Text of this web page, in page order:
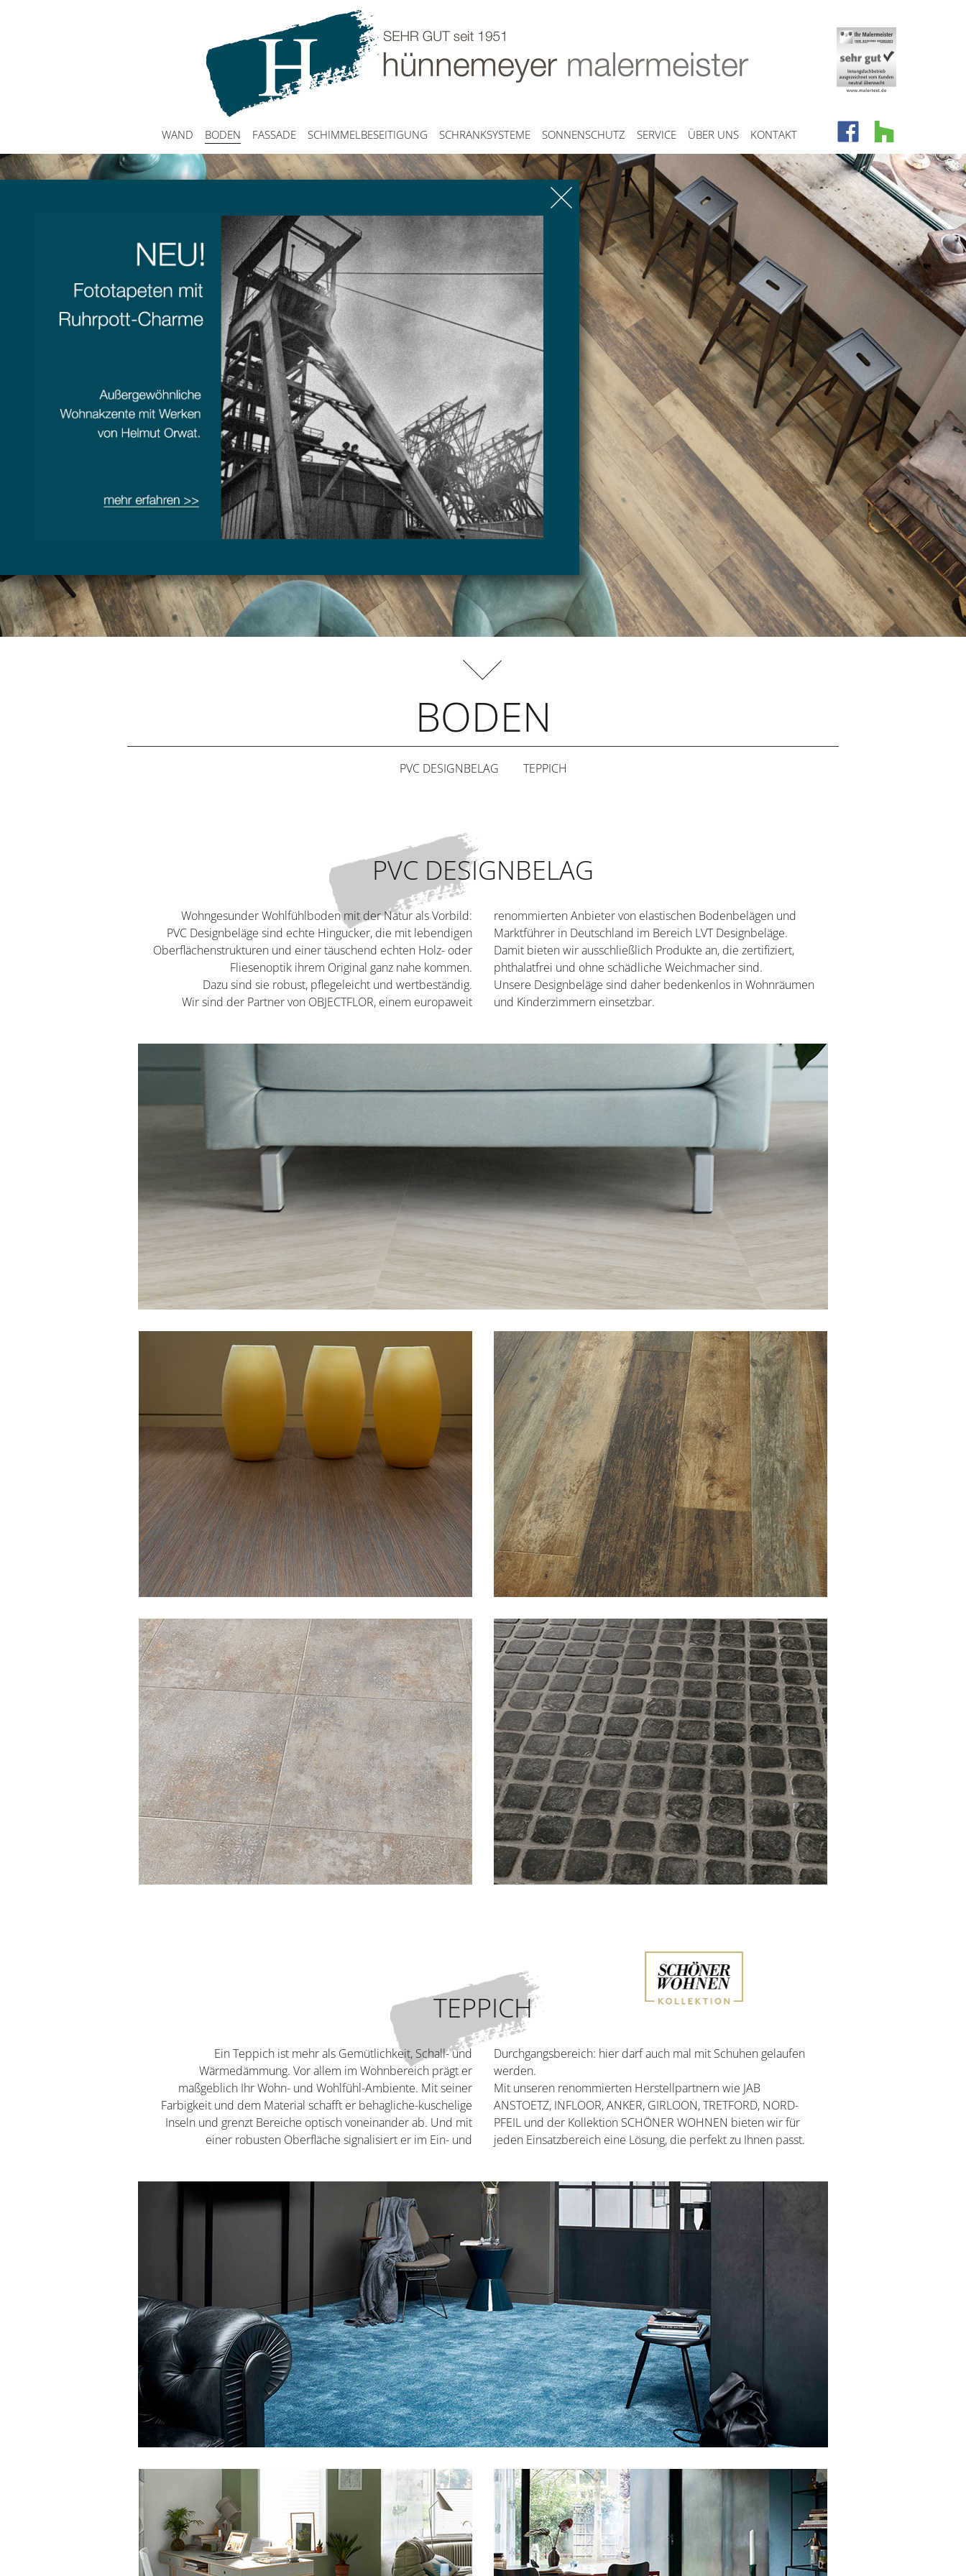
WAND BODEN FASSADE SCHIMMELBESEITIGUNG SCHRANKSYSTEME SONNENSCHUTZ SERVICE ÜBER UNS KONTAKT
BODEN
PVC DESIGNBELAG TEPPICH
PVC DESIGNBELAG
Wohngesunder Wohlfühlboden mit der Natur als Vorbild:
PVC Designbeläge sind echte Hingucker, die mit lebendigen
Oberflächenstrukturen und einer täuschend echten Holz- oder
Fliesenoptik ihrem Original ganz nahe kommen.
Dazu sind sie robust, pflegeleicht und wertbeständig.
Wir sind der Partner von OBJECTFLOR, einem europaweit
renommierten Anbieter von elastischen Bodenbelägen und
Marktführer in Deutschland im Bereich LVT Designbeläge.
Damit bieten wir ausschließlich Produkte an, die zertifiziert,
phthalatfrei und ohne schädliche Weichmacher sind.
Unsere Designbeläge sind daher bedenkenlos in Wohnräumen
und Kinderzimmern einsetzbar.
TEPPICH
Ein Teppich ist mehr als Gemütlichkeit, Schall- und
Wärmedämmung. Vor allem im Wohnbereich prägt er
maßgeblich Ihr Wohn- und Wohlfühl-Ambiente. Mit seiner
Farbigkeit und dem Material schafft er behagliche-kuschelige
Inseln und grenzt Bereiche optisch voneinander ab. Und mit
einer robusten Oberfläche signalisiert er im Ein- und
Durchgangsbereich: hier darf auch mal mit Schuhen gelaufen
werden.
Mit unseren renommierten Herstellpartnern wie JAB
ANSTOETZ, INFLOOR, ANKER, GIRLOON, TRETFORD, NORD­
PFEIL und der Kollektion SCHÖNER WOHNEN bieten wir für
jeden Einsatzbereich eine Lösung, die perfekt zu Ihnen passt.